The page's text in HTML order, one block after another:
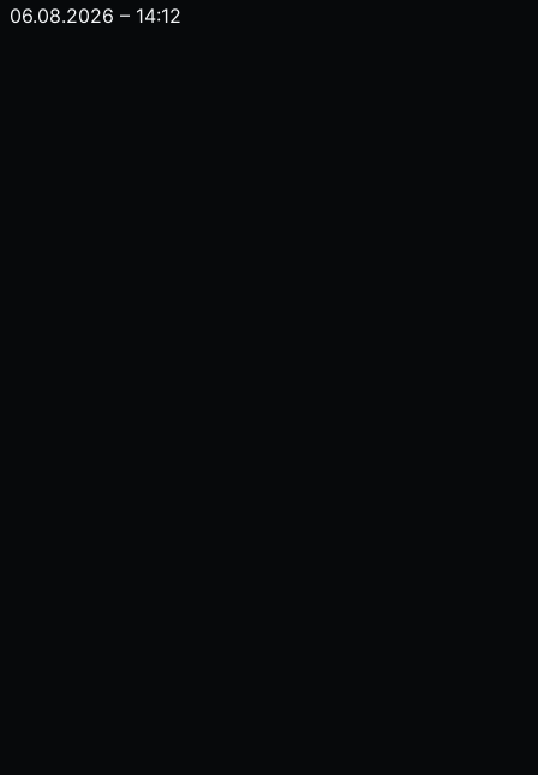
06.08.2026 – 14:12